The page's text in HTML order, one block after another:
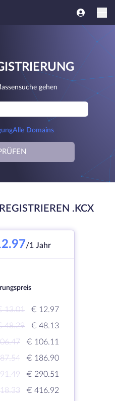
gehen
Alle Domains
.KCX
/1 Jahr
13.01
€ 12.97
48.29
€ 48.13
€ 106.11
€ 186.90
€ 290.51
€ 416.92